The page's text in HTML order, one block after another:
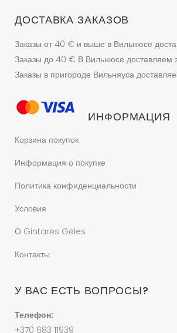
ДОСТАВКА ЗАКАЗОВ
Заказы от 40 € и выше в Вильнюсе
Заказы до 40 € В Вильнюсе доставляем
Заказы в пригороде Вильняуса
ИНФОРМАЦИЯ
Корзина покупок
Информация о покупке
Политика конфиденциальности
Условия
О Gintarės Gėles
Контакты
У ВАС ЕСТЬ ВОПРОСЫ?
Телефон:
+370 683 11939